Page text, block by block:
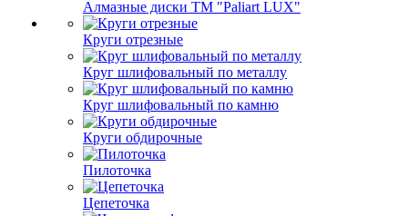
Алмазные диски ТМ "Paliart LUX"
Круги отрезные
Круг шлифовальный по металлу
Круг шлифовальный по камню
Круги обдирочные
Пилоточка
Цепеточка